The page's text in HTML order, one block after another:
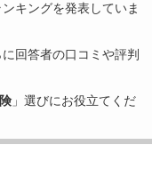
ンキングを発表していま
に回答者の口コミや評判
」選びにお役立てくだ